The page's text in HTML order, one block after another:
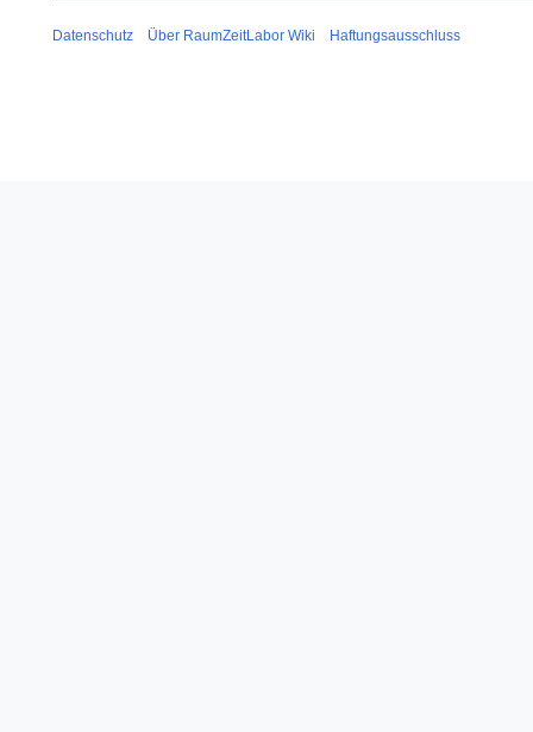
Datenschutz Über RaumZeitLabor Wiki Haftungsausschluss